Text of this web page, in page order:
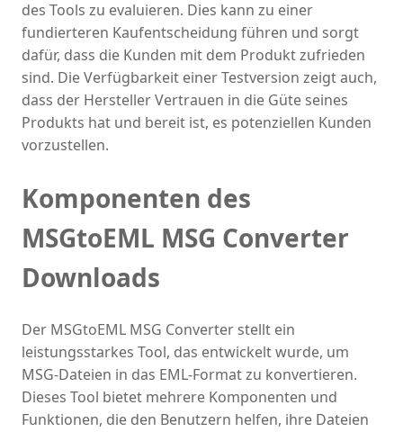
des Tools zu evaluieren. Dies kann zu einer
fundierteren Kaufentscheidung führen und sorgt
dafür, dass die Kunden mit dem Produkt zufrieden
sind. Die Verfügbarkeit einer Testversion zeigt auch,
dass der Hersteller Vertrauen in die Güte seines
Produkts hat und bereit ist, es potenziellen Kunden
vorzustellen.
Komponenten des
MSGtoEML MSG Converter
Downloads
Der MSGtoEML MSG Converter stellt ein
leistungsstarkes Tool, das entwickelt wurde, um
MSG-Dateien in das EML-Format zu konvertieren.
Dieses Tool bietet mehrere Komponenten und
Funktionen, die den Benutzern helfen, ihre Dateien